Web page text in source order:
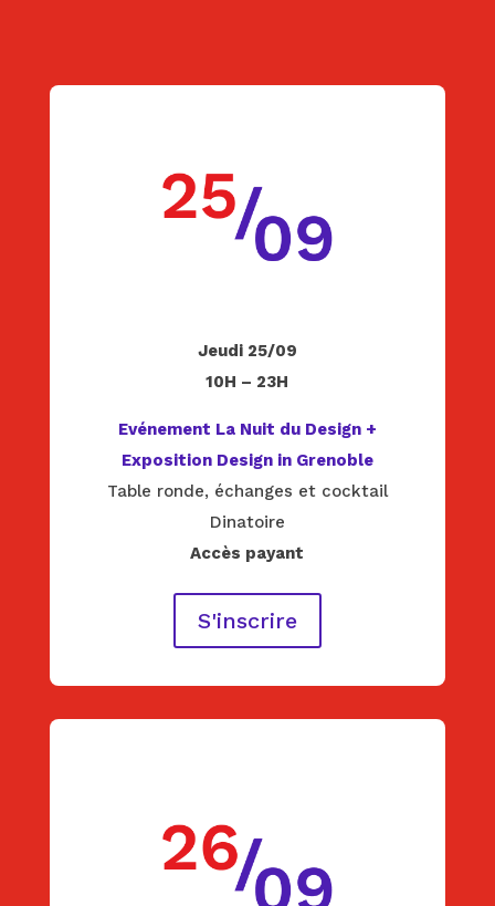
Jeudi 25/09
10H – 23H
Evénement La Nuit du Design +
Exposition Design in Grenoble
Table ronde, échanges et cocktail
Dinatoire
Accès payant
S'inscrire